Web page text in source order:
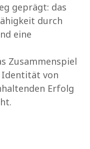
geprägt: das
durch
eine
Zusammenspiel
Identität von
Erfolg